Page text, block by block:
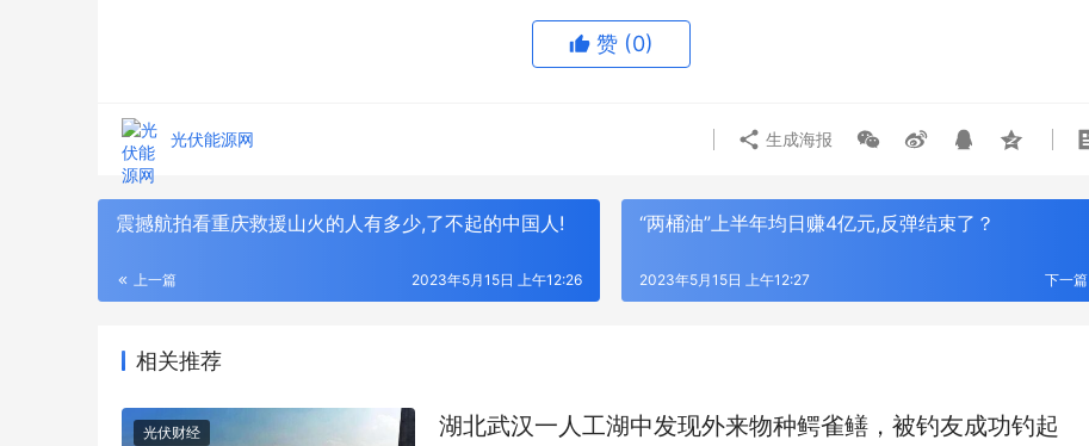
赞 (0)
光伏能源网 生成海报
震撼航拍看重庆救援山火的人有多少,了不起的中国人!
上一篇 2023年5月15日 上午12:26
“两桶油”上半年均日赚4亿元,反弹结束了？
下一篇
2023年5月15日 上午12:27
相关推荐
光伏财经 湖北武汉一人工湖中发现外来物种鳄雀鳝，被钓友成功钓起